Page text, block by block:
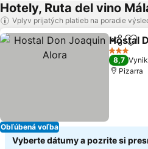
Hotely, Ruta del vino
Vplyv prijatých platieb na poradie
Obľúbená voľba
Zdieľať
Hostal
3 Počet
8,7
Pizarra
Vyberte dátumy a pozrite si